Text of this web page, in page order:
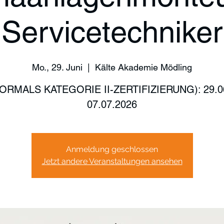
Servicetechniker
Mo., 29. Juni Kälte Akademie Mödling
KATEGORIE II-ZERTIFIZIERUNG):
07.07.2026
Anmeldung geschlossen
Jetzt andere Veranstaltungen ansehen